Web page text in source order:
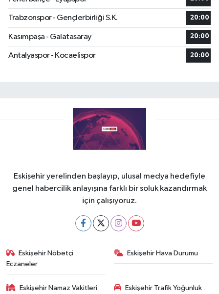
Trabzonspor - Gençlerbirliği S.K. 20:00
Kasımpaşa - Galatasaray 20:00
Antalyaspor - Kocaelispor 20:00
Eskişehir yerelinden başlayıp, ulusal medya hedefiyle
genel habercilik anlayışına farklı bir soluk kazandırmak
için çalışıyoruz.
Eskişehir Nöbetçi
Eczaneler
Eskişehir Hava Durumu
Eskişehir Namaz Vakitleri
Eskişehir Trafik Yoğunluk